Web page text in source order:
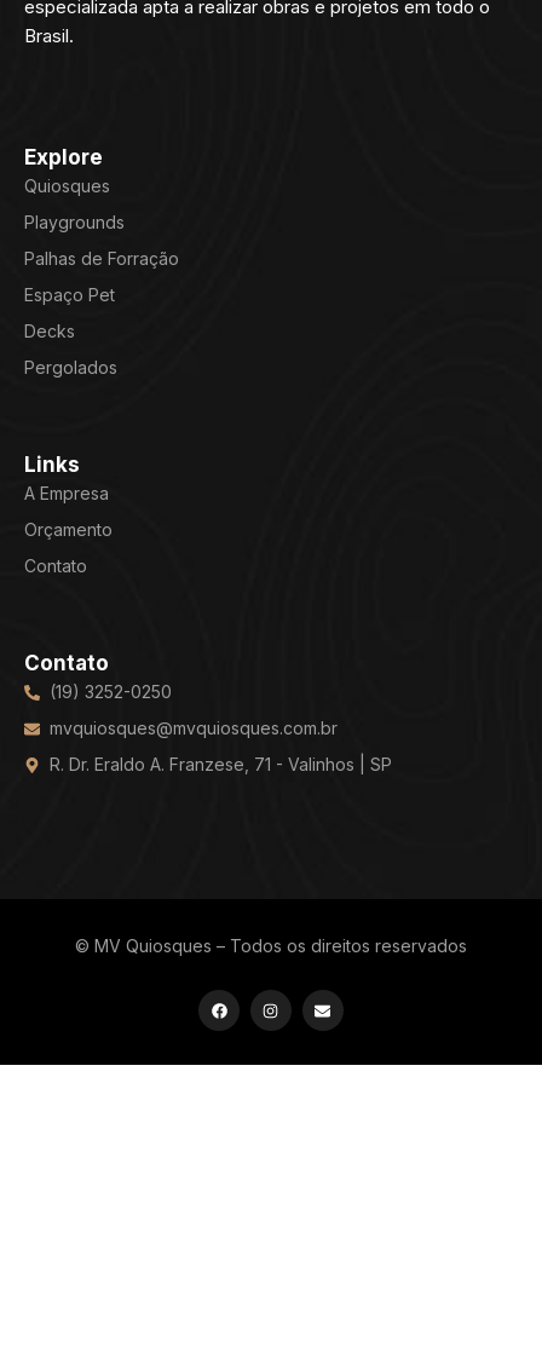
especializada apta a realizar obras e projetos em todo o
Brasil.
Explore
Quiosques
Playgrounds
Palhas de Forração
Espaço Pet
Decks
Pergolados
Links
A Empresa
Orçamento
Contato
Contato
(19) 3252-0250
mvquiosques@mvquiosques.com.br
R. Dr. Eraldo A. Franzese, 71 - Valinhos | SP
© MV Quiosques – Todos os direitos reservados